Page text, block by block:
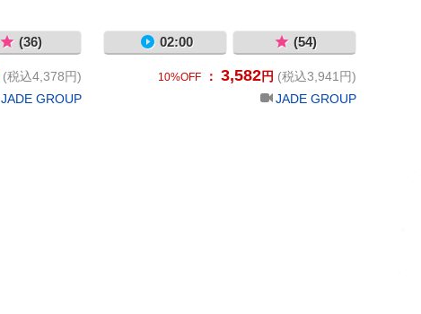
(36)
(税込4,378円)
JADE GROUP
02:00 (54)
10%OFF ： 3,582円 (税込3,941円)
JADE GROUP